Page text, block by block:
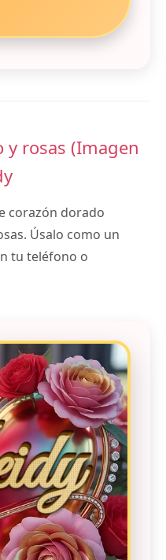
y rosas (Imagen
corazón dorado
Úsalo como un
tu teléfono o